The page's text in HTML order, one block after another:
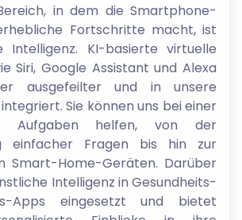
in dem die Smartphone-
Fortschritte macht, ist
Intelligenz. KI-basierte virtuelle
Siri, Google Assistant und Alexa
ausgefeilter und in unsere
Sie können uns bei einer
Aufgaben helfen, von der
einfacher Fragen bis hin zur
Smart-Home-Geräten. Darüber
Intelligenz in Gesundheits-
Apps eingesetzt und bietet